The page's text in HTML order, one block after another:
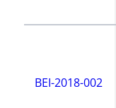
BEI-2018-002